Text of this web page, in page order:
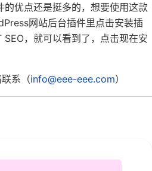
的优点还是挺多的，想要使用这款
网站后台插件里点击安装插
，就可以看到了，点击现在安
系（info@eee-eee.com）